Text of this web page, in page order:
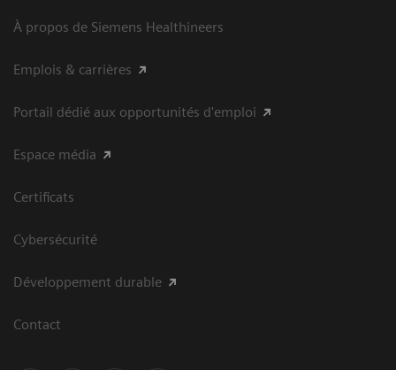
À propos de Siemens Healthineers
Emplois & carrières
Portail dédié aux opportunités d'emploi
Espace média
Certificats
Cybersécurité
Développement durable
Contact